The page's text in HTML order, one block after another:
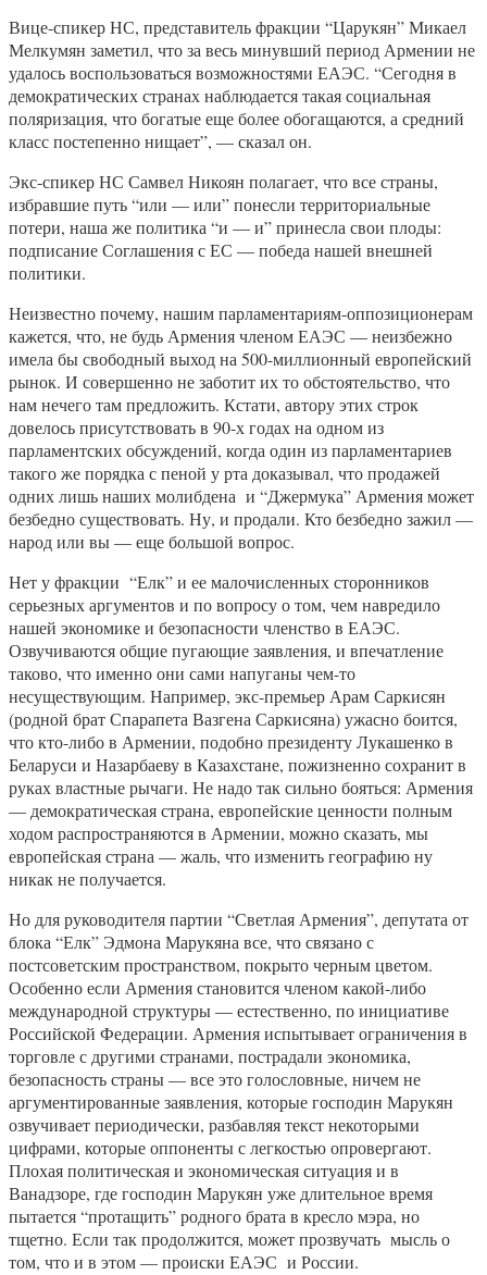
Вице-спикер НС, представитель фракции “Царукян” Микаел
Мелкумян заметил, что за весь минувший период Армении не
удалось воспользоваться возможностями ЕАЭС. “Сегодня в
демократических странах наблюдается такая социальная
поляризация, что богатые еще более обогащаются, а средний
класс постепенно нищает”, — сказал он.
Экс-спикер НС Самвел Никоян полагает, что все страны,
избравшие путь “или — или” понесли территориальные
потери, наша же политика “и — и” принесла свои плоды:
подписание Соглашения с ЕС — победа нашей внешней
политики.
Неизвестно почему, нашим парламентариям-оппозиционерам
кажется, что, не будь Армения членом ЕАЭС — неизбежно
имела бы свободный выход на 500-миллионный европейский
рынок. И совершенно не заботит их то обстоятельство, что
нам нечего там предложить. Кстати, автору этих строк
довелось присутствовать в 90-х годах на одном из
парламентских обсуждений, когда один из парламентариев
такого же порядка с пеной у рта доказывал, что продажей
одних лишь наших молибдена и “Джермука” Армения может
безбедно существовать. Ну, и продали. Кто безбедно зажил —
народ или вы — еще большой вопрос.
Нет у фракции “Елк” и ее малочисленных сторонников
серьезных аргументов и по вопросу о том, чем навредило
нашей экономике и безопасности членство в ЕАЭС.
Озвучиваются общие пугающие заявления, и впечатление
таково, что именно они сами напуганы чем-то
несуществующим. Например, экс-премьер Арам Саркисян
(родной брат Спарапета Вазгена Саркисяна) ужасно боится,
что кто-либо в Армении, подобно президенту Лукашенко в
Беларуси и Назарбаеву в Казахстане, пожизненно сохранит в
руках властные рычаги. Не надо так сильно бояться: Армения
— демократическая страна, европейские ценности полным
ходом распространяются в Армении, можно сказать, мы
европейская страна — жаль, что изменить географию ну
никак не получается.
Но для руководителя партии “Светлая Армения”, депутата от
блока “Елк” Эдмона Марукяна все, что связано с
постсоветским пространством, покрыто черным цветом.
Особенно если Армения становится членом какой-либо
международной структуры — естественно, по инициативе
Российской Федерации. Армения испытывает ограничения в
торговле с другими странами, пострадали экономика,
безопасность страны — все это голословные, ничем не
аргументированные заявления, которые господин Марукян
озвучивает периодически, разбавляя текст некоторыми
цифрами, которые оппоненты с легкостью опровергают.
Плохая политическая и экономическая ситуация и в
Ванадзоре, где господин Марукян уже длительное время
пытается “протащить” родного брата в кресло мэра, но
тщетно. Если так продолжится, может прозвучать мысль о
том, что и в этом — происки ЕАЭС и России.